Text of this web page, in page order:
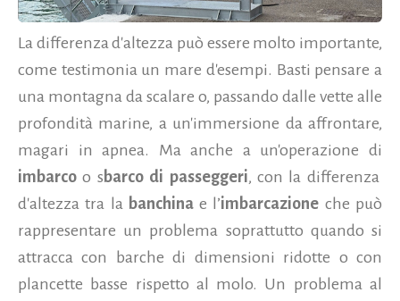
La differenza d'altezza può essere molto importante,
come testimonia un mare d'esempi. Basti pensare a
una montagna da scalare o, passando dalle vette alle
profondità marine, a un'immersione da affrontare,
magari in apnea. Ma anche a un'operazione di
imbarco o sbarco di passeggeri, con la differenza
d'altezza tra la banchinae l’imbarcazione che può
rappresentare un problema soprattutto quando si
attracca con barche di dimensioni ridotte o con
plancette basse rispetto al molo. Un problema al